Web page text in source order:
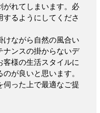
がれてしまいます。必
るようにしてくださ
ながら自然の風合い
ナンスの掛からないデ
客様の生活スタイルに
が良いと思います。
伺った上で最適なご提